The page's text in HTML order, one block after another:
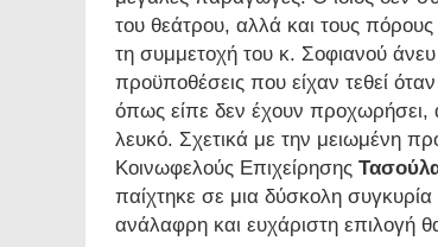
του θεάτρου, αλλά και τους
τη συμμετοχή του κ. Σοφιανού
προϋποθέσεις που είχαν τεθεί
όπως είπε δεν έχουν προχωρήσει,
λευκό. Σχετικά με την μειωμένη
Κοινωφελούς Επιχείρησης
παίχτηκε σε μια δύσκολη
ανάλαφρη και ευχάριστη επιλογή